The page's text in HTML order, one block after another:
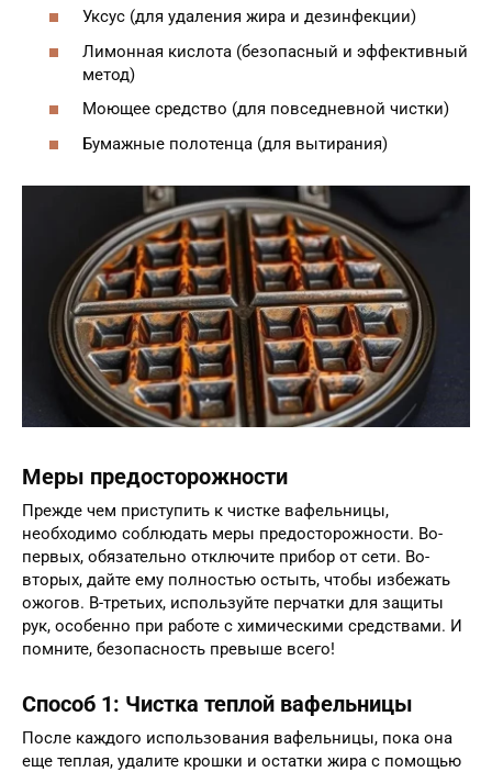
Уксус (для удаления жира и дезинфекции)
Лимонная кислота (безопасный и эффективный
метод)
Моющее средство (для повседневной чистки)
Бумажные полотенца (для вытирания)
Меры предосторожности
Прежде чем приступить к чистке вафельницы,
необходимо соблюдать меры предосторожности. Во-
первых, обязательно отключите прибор от сети. Во-
вторых, дайте ему полностью остыть, чтобы избежать
ожогов. В-третьих, используйте перчатки для защиты
рук, особенно при работе с химическими средствами. И
помните, безопасность превыше всего!
Способ 1: Чистка теплой вафельницы
После каждого использования вафельницы, пока она
еще теплая, удалите крошки и остатки жира с помощью